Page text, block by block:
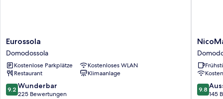
Eurossola
Domodossola
Eurossola
Domodossola
Kostenlose Parkplätze
Kostenloses WLAN
Restaurant
Klimaanlage
9.2
von
9.2 Wunderbar
225 Bewertungen
NicoMat
Rooms
9.8
von
9.8
145